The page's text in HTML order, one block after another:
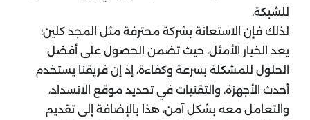
للشبكة.
لذلك فإن الاستعانة بشركة محترفة مثل المجد كلين؛
يعد الخيار الأمثل، حيث تضمن الحصول على أفضل
الحلول للمشكلة بسرعة وكفاءة، إذ إن فريقنا يستخدم
أحدث الأجهزة، والتقنيات في تحديد موقع الانسداد،
والتعامل معه بشكل آمن، هذا بالإضافة إلى تقديم